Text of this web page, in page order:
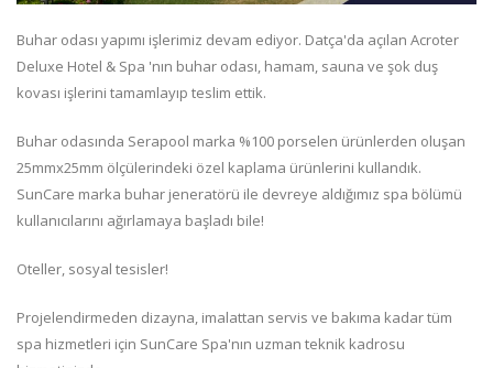
Buhar odası yapımı işlerimiz devam ediyor. Datça'da açılan Acroter
Deluxe Hotel & Spa 'nın buhar odası, hamam, sauna ve şok duş
kovası işlerini tamamlayıp teslim ettik.
Buhar odasında Serapool marka %100 porselen ürünlerden oluşan
25mmx25mm ölçülerindeki özel kaplama ürünlerini kullandık.
SunCare marka buhar jeneratörü ile devreye aldığımız spa bölümü
kullanıcılarını ağırlamaya başladı bile!
Oteller, sosyal tesisler!
Projelendirmeden dizayna, imalattan servis ve bakıma kadar tüm
spa hizmetleri için SunCare Spa'nın uzman teknik kadrosu